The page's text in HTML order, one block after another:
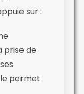
sur :
prise de
permet